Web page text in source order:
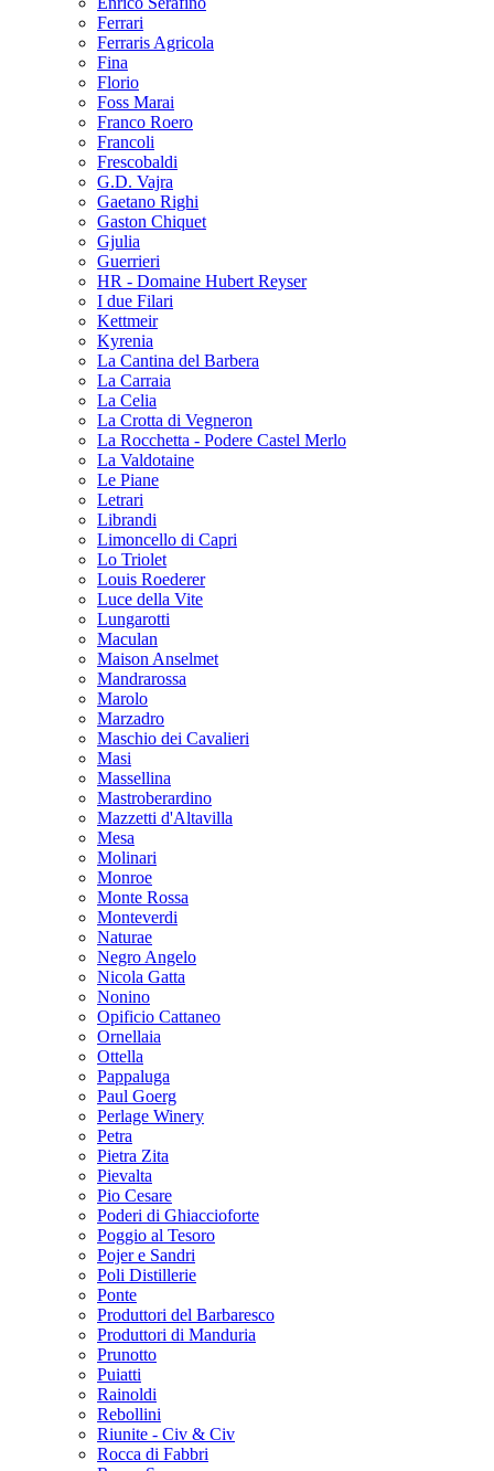
Ferrari
Ferraris Agricola
Fina
Florio
Foss Marai
Franco Roero
Francoli
Frescobaldi
G.D. Vajra
Gaetano Righi
Gaston Chiquet
Gjulia
Guerrieri
HR - Domaine Hubert Reyser
I due Filari
Kettmeir
Kyrenia
La Cantina del Barbera
La Carraia
La Celia
La Crotta di Vegneron
La Rocchetta - Podere Castel Merlo
La Valdotaine
Le Piane
Letrari
Librandi
Limoncello di Capri
Lo Triolet
Louis Roederer
Luce della Vite
Lungarotti
Maculan
Maison Anselmet
Mandrarossa
Marolo
Marzadro
Maschio dei Cavalieri
Masi
Massellina
Mastroberardino
Mazzetti d'Altavilla
Mesa
Molinari
Monroe
Monte Rossa
Monteverdi
Naturae
Negro Angelo
Nicola Gatta
Nonino
Opificio Cattaneo
Ornellaia
Ottella
Pappaluga
Paul Goerg
Perlage Winery
Petra
Pietra Zita
Pievalta
Pio Cesare
Poderi di Ghiaccioforte
Poggio al Tesoro
Pojer e Sandri
Poli Distillerie
Ponte
Produttori del Barbaresco
Produttori di Manduria
Prunotto
Puiatti
Rainoldi
Rebollini
Riunite - Civ & Civ
Rocca di Fabbri